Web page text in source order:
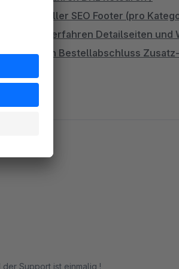
Mehr erfahren
erfahren
Fälligkeitsdatum / Zahlungsziel auf
Facebook Toolbar
Support ist einmalig !